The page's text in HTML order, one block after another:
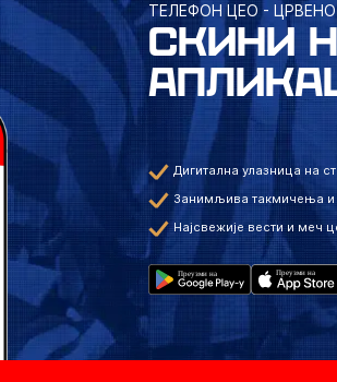
ТЕЛЕФОН ЦЕО -
СКИНИ
Дигитална улазница на
Занимљива такмичења и
Најсвежије вести и меч